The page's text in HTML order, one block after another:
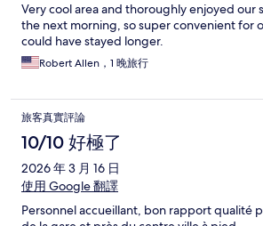
Very cool area and thoroughly enjoyed our
the next morning, so super convenient for
could have stayed longer.
Robert Allen，1 晚旅行
旅客真實評論
10/10 好極了
2026 年 3 月 16 日
使用 Google 翻譯
Personnel accueillant, bon rapport qualité